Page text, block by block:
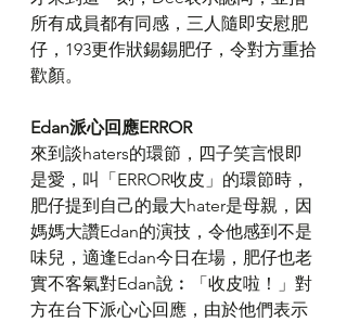
所有成員都有同感，三人隨即安慰肥
仔，193更作狀錫錫肥仔，令對方重拾
歡顏。
Edan派心回應ERROR
來到談haters的環節，四子笑言恨即
是愛，叫「ERROR收皮」的環節時，
肥仔提到自己的最大hater是母親，因
媽媽大讚Edan的演技，令他感到不是
味兒，適逢Edan今日在場，肥仔也老
實不客氣對Edan說︰「收皮啦！」對
方在台下派心心回應，由於他們表示